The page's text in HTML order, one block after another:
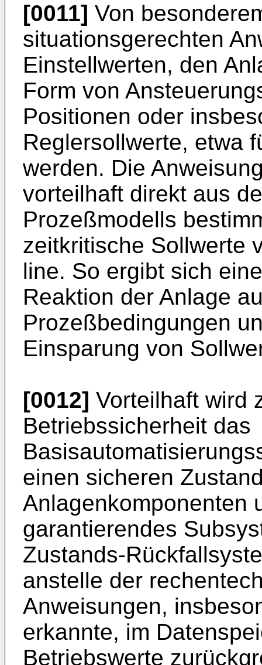
[0011] Von
situationsgerechten
Einstellwerten, den
Form von
Positionen oder
Reglersollwerte, etwa
werden. Die
vorteilhaft direkt aus
Prozeßmodells
zeitkritische Sollwerte
line. So ergibt sich
Reaktion der Anlage
Prozeßbedingungen
Einsparung von
[0012] Vorteilhaft wird
Betriebssicherheit das
einen sicheren
Anlagenkomponenten
garantierendes
Zustands-
anstelle der
Anweisungen,
erkannte, im
Betriebswerte